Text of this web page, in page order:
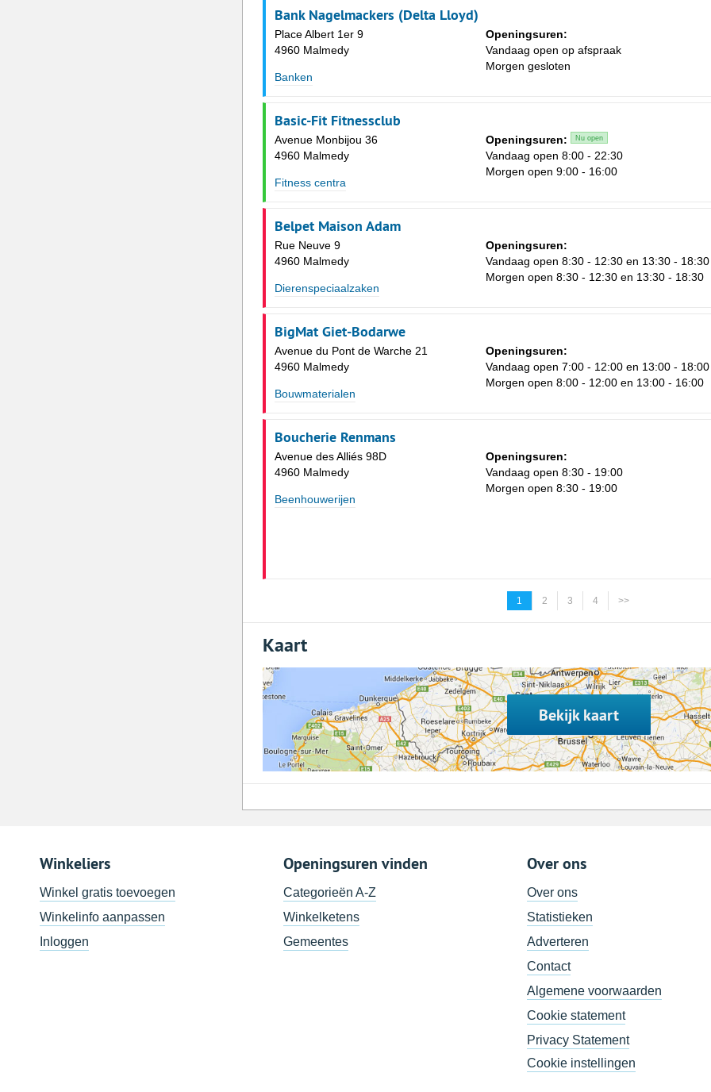
Bank Nagelmackers (Delta Lloyd)
Place Albert 1er 9
4960 Malmedy
Banken
Openingsuren:
Vandaag open op afspraak
Morgen gesloten
Basic-Fit Fitnessclub
Avenue Monbijou 36
4960 Malmedy
Fitness centra
Openingsuren: Nu open
Vandaag open 8:00 - 22:30
Morgen open 9:00 - 16:00
Belpet Maison Adam
Rue Neuve 9
4960 Malmedy
Dierenspeciaalzaken
Openingsuren:
Vandaag open 8:30 - 12:30 en 13:30 - 18:30
Morgen open 8:30 - 12:30 en 13:30 - 18:30
BigMat Giet-Bodarwe
Avenue du Pont de Warche 21
4960 Malmedy
Bouwmaterialen
Openingsuren:
Vandaag open 7:00 - 12:00 en 13:00 - 18:00
Morgen open 8:00 - 12:00 en 13:00 - 16:00
Boucherie Renmans
Avenue des Alliés 98D
4960 Malmedy
Beenhouwerijen
Openingsuren:
Vandaag open 8:30 - 19:00
Morgen open 8:30 - 19:00
1 2 3 4 >>
Kaart
Bekijk kaart
Winkeliers
Winkel gratis toevoegen
Winkelinfo aanpassen
Inloggen
Openingsuren vinden
Categorieën A-Z
Winkelketens
Gemeentes
Over ons
Over ons
Statistieken
Adverteren
Contact
Algemene voorwaarden
Cookie statement
Privacy Statement
Cookie instellingen